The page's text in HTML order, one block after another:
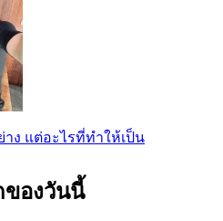
ง แต่อะไรที่ทำให้เป็น
องวันนี้